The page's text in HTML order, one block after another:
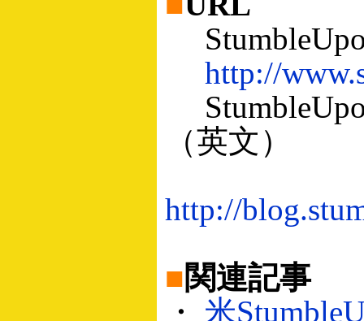
http://
（英文）
http://
■関連記事
・ 米